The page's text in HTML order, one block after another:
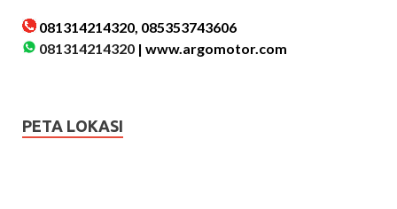
081314214320, 085353743606
081314214320 | www.argomotor.com
PETA LOKASI